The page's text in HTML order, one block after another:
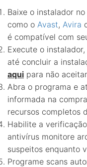
Baixe o instalador
como o Avast, Avira
é compatível com
Execute o
até concluir a
aqui para não
Abra o programa e
informada na
recursos completos
Habilite a
antivírus monitore
suspeitos enquanto
Programe scans